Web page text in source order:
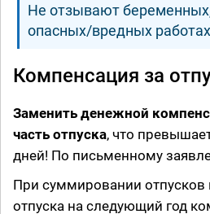
Не отзывают беременных,
опасных/вредных
Компенсация за
Заменить денежной
часть отпуска, что
дней! По письменному
При суммировании отпусков
отпуска на следующий год